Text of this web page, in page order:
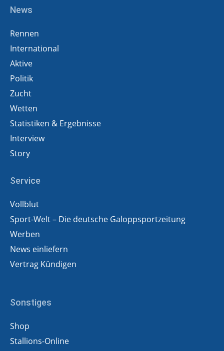
News
Rennen
International
Aktive
Politik
Zucht
Wetten
Statistiken & Ergebnisse
Interview
Story
Service
Vollblut
Sport-Welt – Die deutsche Galoppsportzeitung
Werben
News einliefern
Vertrag Kündigen
Sonstiges
Shop
Stallions-Online